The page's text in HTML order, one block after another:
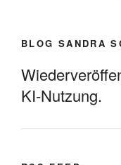
BLOG SANDRA
KI-Nutzung.